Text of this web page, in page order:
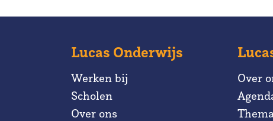
Lucas Onderwijs
Werken bij
Scholen
Over ons
Over